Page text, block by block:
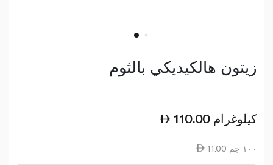
زيتون هالكيديكي بالثوم
110.00 كيلوغرام
11.00 ١٠٠ جم